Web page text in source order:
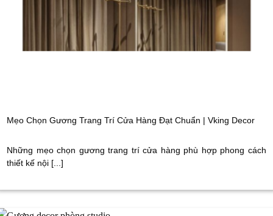
Mẹo Chọn Gương Trang Trí Cửa Hàng Đạt Chuẩn | Vking Decor
Những mẹo chọn gương trang trí cửa hàng phù hợp phong cách
thiết kế nội [...]